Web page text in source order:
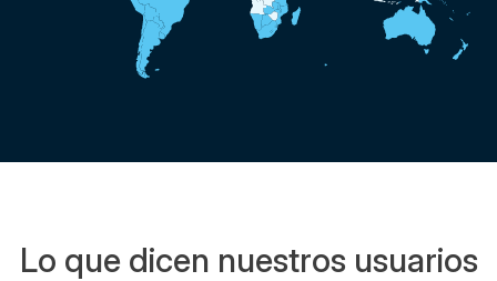
Lo que dicen nuestros usuarios